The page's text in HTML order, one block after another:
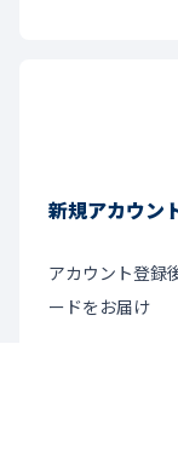
新規アカウン
アカウント登録
ードをお届け